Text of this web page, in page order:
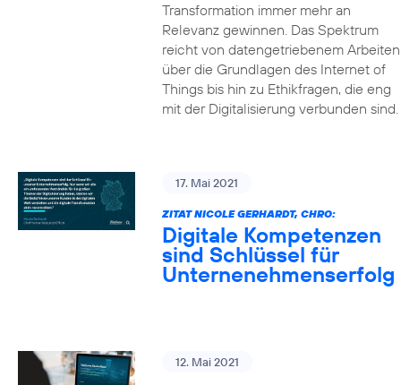
Transformation immer mehr an
Relevanz gewinnen. Das Spektrum
reicht von datengetriebenem Arbeiten
über die Grundlagen des Internet of
Things bis hin zu Ethikfragen, die eng
mit der Digitalisierung verbunden sind.
17. Mai 2021
ZITAT NICOLE GERHARDT, CHRO:
Digitale Kompetenzen
sind Schlüssel für
Unternenehmenserfolg
12. Mai 2021